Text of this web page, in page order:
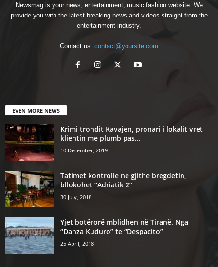
Newsmag is your news, entertainment, music fashion website. We
provide you with the latest breaking news and videos straight from the
entertainment industry.
Contact us: contact@yoursite.com
EVEN MORE NEWS
Krimi trondit Kavajen, pronari i lokalit vret
klientin me plumb pas...
10 December, 2019
Tatimet kontrolle ne gjithe bregdetin,
bllokohet “Adriatik 2”
30 July, 2018
Yjet botërorë mblidhen në Tiranë. Nga
“Danza Kuduro” te “Despacito”
25 April, 2018